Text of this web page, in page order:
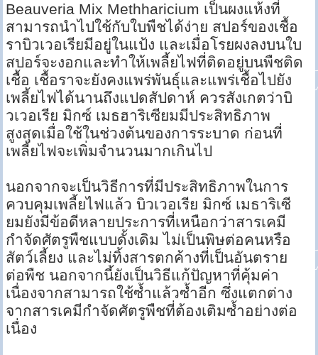
Beauveria Mix Methharicium เป็นผงแห้งที่
สามารถนำไปใช้กับใบพืชได้ง่าย สปอร์ของเชื้อ
ราบิวเวอเรียมีอยู่ในแป้ง และเมื่อโรยผงลงบนใบ
สปอร์จะงอกและทำให้เพลี้ยไฟที่ติดอยู่บนพืชติด
เชื้อ เชื้อราจะยังคงแพร่พันธุ์และแพร่เชื้อไปยัง
เพลี้ยไฟได้นานถึงแปดสัปดาห์ ควรสังเกตว่าบิ
วเวอเรีย มิกซ์ เมธฮาริเซียมมีประสิทธิภาพ
สูงสุดเมื่อใช้ในช่วงต้นของการระบาด ก่อนที่
เพลี้ยไฟจะเพิ่มจำนวนมากเกินไป
นอกจากจะเป็นวิธีการที่มีประสิทธิภาพในการ
ควบคุมเพลี้ยไฟแล้ว บิวเวอเรีย มิกซ์ เมธาริเซี
ยมยังมีข้อดีหลายประการที่เหนือกว่าสารเคมี
กำจัดศัตรูพืชแบบดั้งเดิม ไม่เป็นพิษต่อคนหรือ
สัตว์เลี้ยง และไม่ทิ้งสารตกค้างที่เป็นอันตราย
ต่อพืช นอกจากนี้ยังเป็นวิธีแก้ปัญหาที่คุ้มค่า
เนื่องจากสามารถใช้ซ้ำแล้วซ้ำอีก ซึ่งแตกต่าง
จากสารเคมีกำจัดศัตรูพืชที่ต้องเติมซ้ำอย่างต่อ
เนื่อง